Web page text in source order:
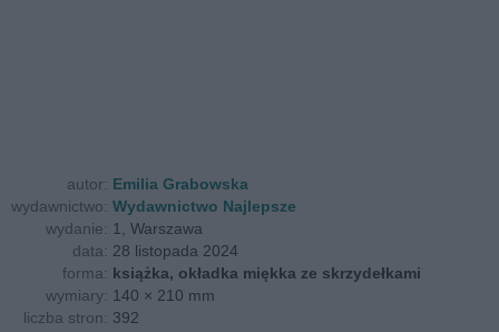
autor: Emilia Grabowska
wydawnictwo: Wydawnictwo Najlepsze
wydanie: 1, Warszawa
data: 28 listopada 2024
forma: książka, okładka miękka ze skrzydełkami
wymiary: 140 × 210 mm
liczba stron: 392